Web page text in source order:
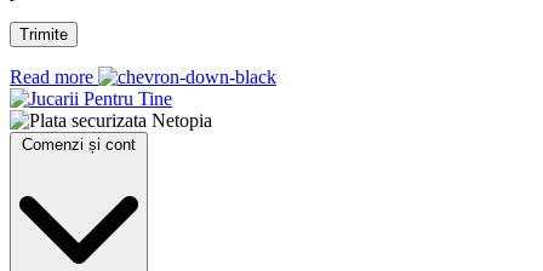
Read more
Comenzi și cont